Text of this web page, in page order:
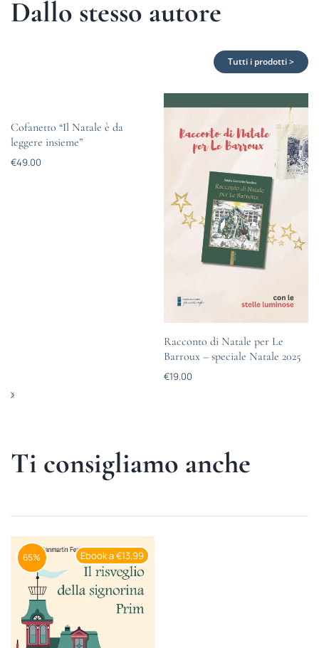
Dallo stesso autore
Tutti i prodotti >
Cofanetto “Il Natale è da
leggere insieme”
€49.00
Racconto di Natale per Le
Barroux – speciale Natale 2025
€19.00
Ti consigliamo anche
Ebook a €13,99
65%